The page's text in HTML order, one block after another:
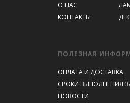
О НАС
КОНТАКТЫ
ПОЛЕЗНАЯ
ОПЛАТА И ДОСТАВКА
СРОКИ ВЫПОЛНЕНИЯ
НОВОСТИ